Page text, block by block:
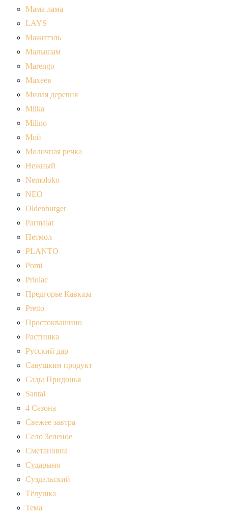
Мама лама
LAYS
Мажитэль
Малышам
Marengo
Махеев
Милая деревня
Milka
Milino
Мой
Молочная речка
Нежный
Nemoloko
NEO
Oldenburger
Parmalat
Петмол
PLANTO
Pomi
Priolac
Предгорье Кавказа
Pretto
Простоквашино
Растишка
Русский дар
Савушкин продукт
Сады Придонья
Santal
4 Сезона
Свежее завтра
Село Зеленое
Сметановна
Сударыня
Суздальский
Тёлушка
Тема